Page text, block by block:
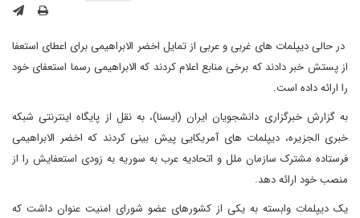
در حالی دیپلمات های غربی و عربی از تمایل اخضر الابراهیمی برای اعطای استعفا
از پستش خبر دادند که برخی منابع اعلام کردند که الابراهیمی رسما استعفای خود
را ارائه داده است.
به گزارش خبرگزاری دانشجویان ایران (ایسنا)، به نقل از پایگاه اینترنتی شبکه
خبری الجزیره، دیپلمات های آمریکایی پیش بینی کردند که اخضر الابراهیمی
فرستاده مشترک سازمان ملل و اتحادیه عرب به سوریه به زودی استعفایش را از
منصب خود ارائه دهد.
یک دیپلمات وابسته به یکی از کشورهای عضو شورای امنیت عنوان داشت که